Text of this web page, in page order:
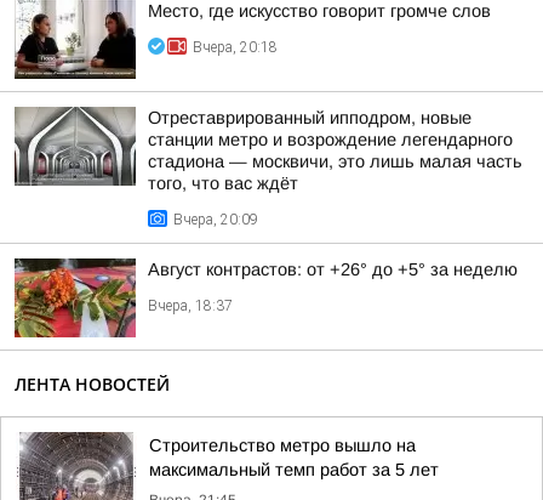
Место, где искусство говорит громче слов
Вчера, 20:18
Отреставрированный ипподром, новые
станции метро и возрождение легендарного
стадиона — москвичи, это лишь малая часть
того, что вас ждёт
Вчера, 20:09
Август контрастов: от +26° до +5° за неделю
Вчера, 18:37
ЛЕНТА НОВОСТЕЙ
Строительство метро вышло на
максимальный темп работ за 5 лет